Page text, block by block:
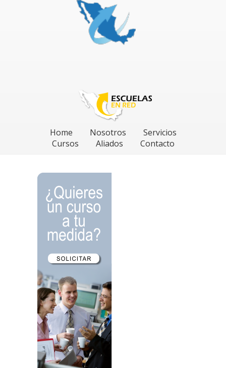
Home Nosotros
Servicios
Cursos
Aliados Contacto